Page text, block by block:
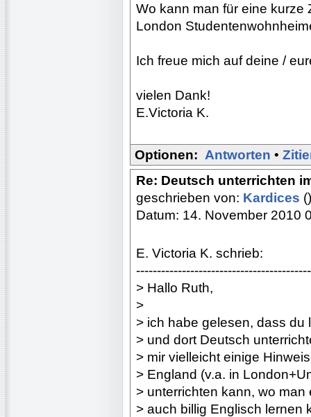
Wo kann man für eine kurze
London
Ich freue mich auf deine /
vielen Dank!
E.Victoria K.
Optionen: Antworten •
Re: Deutsch unterrichten
geschrieben von: Kardices ()
Datum: 14. November 2010
E. Victoria K. schrieb:
> Hallo Ruth,
>
> ich habe gelesen, dass du
> und dort Deutsch
> mir vielleicht einige
> England (v.a. in
> unterrichten kann, wo man
> auch billig Englisch lernen